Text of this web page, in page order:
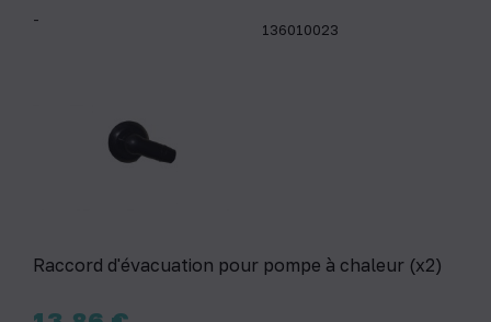
-
136010023
Raccord d'évacuation pour pompe à chaleur (x2)